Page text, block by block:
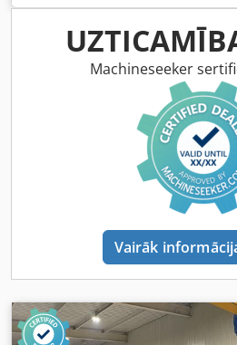
Machineseeker
Vairāk